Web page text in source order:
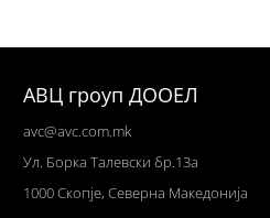
АВЦ гроуп ДООЕЛ
avc@avc.com.mk
Ул . Борка Талевски бр.13а
1000 Скопје, Северна Македонија